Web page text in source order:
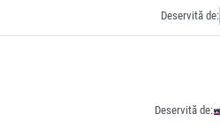
Deservită de:
Deservită de: